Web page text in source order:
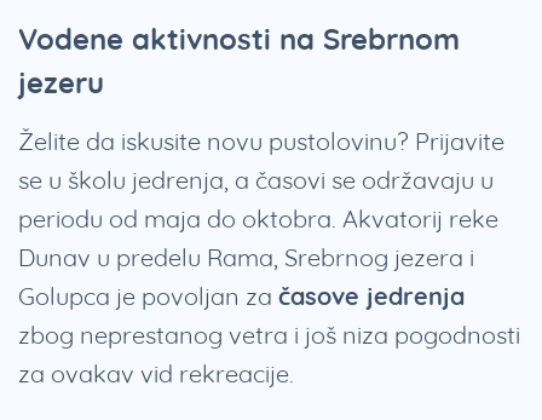
Vodene aktivnosti na Srebrnom
jezeru
Želite da iskusite novu pustolovinu? Prijavite
se u školu jedrenja, a časovi se održavaju u
periodu od maja do oktobra. Akvatorij reke
Dunav u predelu Rama, Srebrnog jezera i
Golupca je povoljan za časove jedrenja
zbog neprestanog vetra i još niza pogodnosti
za ovakav vid rekreacije.